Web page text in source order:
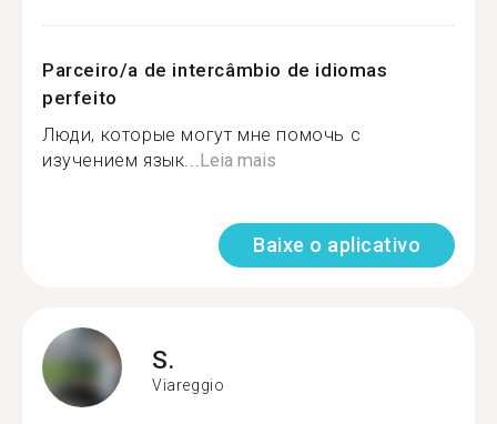
Parceiro/a de intercâmbio de idiomas
perfeito
Люди, которые могут мне помочь с
изучением язык...Leia mais
Baixe o aplicativo
S.
Viareggio